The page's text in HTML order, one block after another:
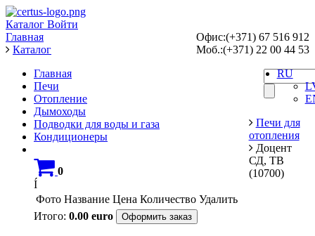
Каталог Войти
Офис:(+371) 67 516 912
Моб.:(+371) 22 00 44 53
Главная
Печи
Отопление
Дымоходы
Подводки для воды и газа
Кондиционеры
0
Í
Фото Название Цена Количество Удалить
Итого: 0.00 euro Оформить заказ
RU
Главная
Каталог
Печи для
отопления
Доцент
СД, ТВ
(10700)